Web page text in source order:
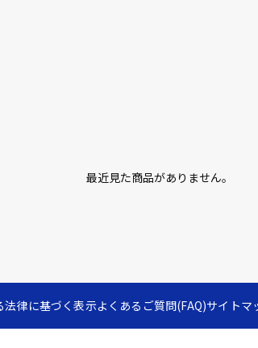
最近見た商品がありません。
法律に基づく表示よくあるご質問(FAQ)サイトマ